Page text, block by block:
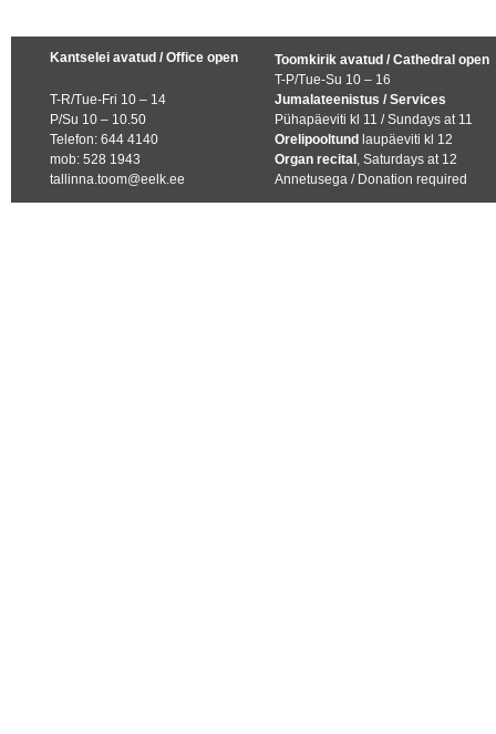
Kantselei avatud / Office open
T-R/Tue-Fri 10 – 14
P/Su 10 – 10.50
Telefon: 644 4140
mob: 528 1943
tallinna.toom@eelk.ee
Toomkirik avatud / Cathedral open
T-P/Tue-Su 10 – 16
Jumalateenistus / Services
Pühapäeviti kl 11 / Sundays at 11
Orelipooltund laupäeviti kl 12
Organ recital , Saturdays at 12
Annetusega / Donation required